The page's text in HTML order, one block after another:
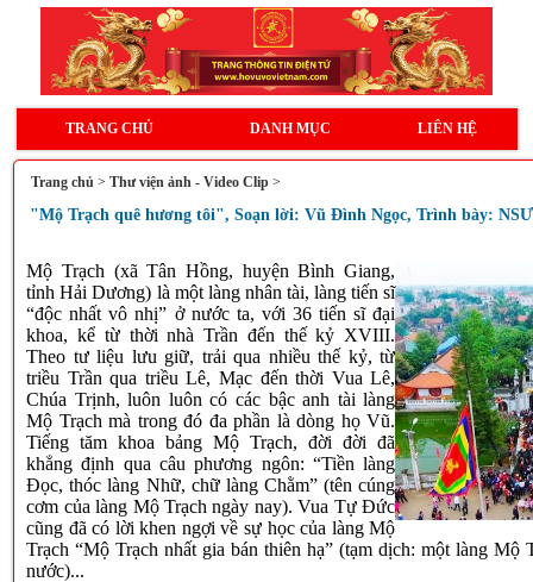
TRANG CHỦ DANH MỤC LIÊN HỆ
Trang chủ>Thư viện ảnh - Video Clip >
"Mộ Trạch quê hương tôi", Soạn lời: Vũ Đình Ngọc, Trình bày:
Mộ Trạch (xã Tân Hồng, huyện Bình Giang,
tỉnh Hải Dương) là một làng nhân tài, làng tiến sĩ
“độc nhất vô nhị” ở nước ta, với 36 tiến sĩ đại
khoa, kể từ thời nhà Trần đến thế kỷ XVIII.
Theo tư liệu lưu giữ, trải qua nhiều thế kỷ, từ
triều Trần qua triều Lê, Mạc đến thời Vua Lê,
Chúa Trịnh, luôn luôn có các bậc anh tài làng
Mộ Trạch mà trong đó đa phần là dòng họ Vũ.
Tiếng tăm khoa bảng Mộ Trạch, đời đời đã
khẳng định qua câu phương ngôn: “Tiền làng
Đọc, thóc làng Nhữ, chữ làng Chằm” (tên cúng
cơm của làng Mộ Trạch ngày nay). Vua Tự Đức
cũng đã có lời khen ngợi về sự học của làng Mộ
Trạch “Mộ Trạch nhất gia bán thiên hạ” (tạm dịch: một làng Mộ
nước)...